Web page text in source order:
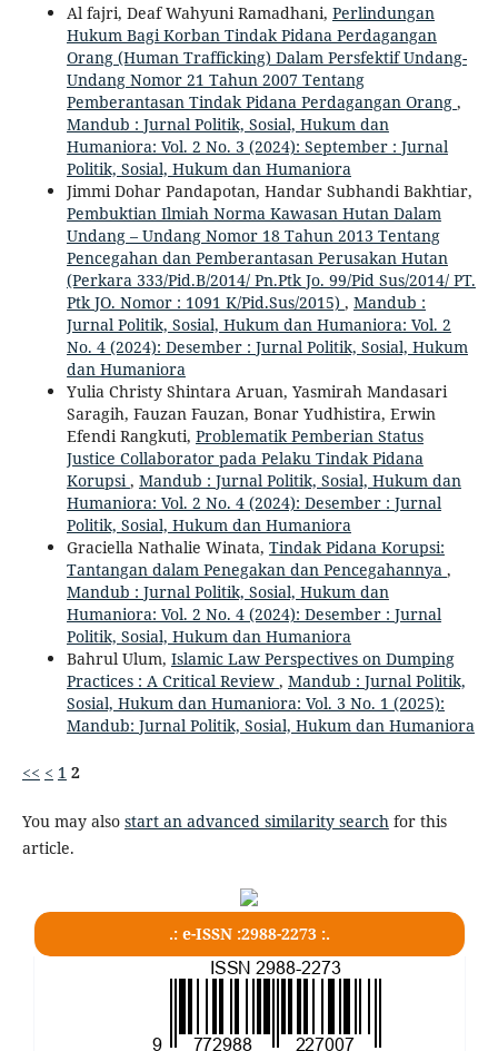
Al fajri, Deaf Wahyuni Ramadhani, Perlindungan
Hukum Bagi Korban Tindak Pidana Perdagangan
Orang (Human Trafficking) Dalam Persfektif Undang-
Undang Nomor 21 Tahun 2007 Tentang
Pemberantasan Tindak Pidana Perdagangan Orang ,
Mandub : Jurnal Politik, Sosial, Hukum dan
Humaniora: Vol. 2 No. 3 (2024): September : Jurnal
Politik, Sosial, Hukum dan Humaniora
Jimmi Dohar Pandapotan, Handar Subhandi Bakhtiar,
Pembuktian Ilmiah Norma Kawasan Hutan Dalam
Undang – Undang Nomor 18 Tahun 2013 Tentang
Pencegahan dan Pemberantasan Perusakan Hutan
(Perkara 333/Pid.B/2014/ Pn.Ptk Jo. 99/Pid Sus/2014/ PT.
Ptk JO. Nomor : 1091 K/Pid.Sus/2015) , Mandub :
Jurnal Politik, Sosial, Hukum dan Humaniora: Vol. 2
No. 4 (2024): Desember : Jurnal Politik, Sosial, Hukum
dan Humaniora
Yulia Christy Shintara Aruan, Yasmirah Mandasari
Saragih, Fauzan Fauzan, Bonar Yudhistira, Erwin
Efendi Rangkuti, Problematik Pemberian Status
Justice Collaborator pada Pelaku Tindak Pidana
Korupsi , Mandub : Jurnal Politik, Sosial, Hukum dan
Humaniora: Vol. 2 No. 4 (2024): Desember : Jurnal
Politik, Sosial, Hukum dan Humaniora
Graciella Nathalie Winata, Tindak Pidana Korupsi:
Tantangan dalam Penegakan dan Pencegahannya ,
Mandub : Jurnal Politik, Sosial, Hukum dan
Humaniora: Vol. 2 No. 4 (2024): Desember : Jurnal
Politik, Sosial, Hukum dan Humaniora
Bahrul Ulum, Islamic Law Perspectives on Dumping
Practices : A Critical Review , Mandub : Jurnal Politik,
Sosial, Hukum dan Humaniora: Vol. 3 No. 1 (2025):
Mandub: Jurnal Politik, Sosial, Hukum dan Humaniora
<< < 1 2
You may also start an advanced similarity searchfor this
article.
.: e-ISSN :2988-2273 :.